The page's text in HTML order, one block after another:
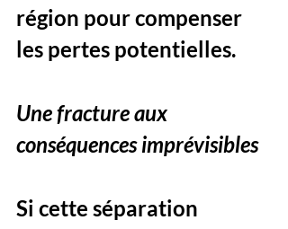
région pour compenser
les pertes potentielles.
Une fracture aux
conséquences imprévisibles
Si cette séparation